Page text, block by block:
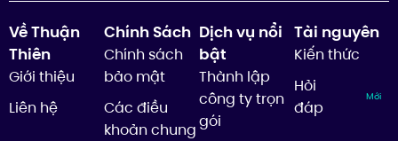
Về Thuận
Thiên
Giới thiệu
Liên hệ
Chính Sách
Chính sách
bảo mật
Các điều
khoản chung
Dịch vụ nổi
bật
Thành lập
công ty trọn
gói
Tài nguyên
Kiến thức
Hỏi
đáp
Mới